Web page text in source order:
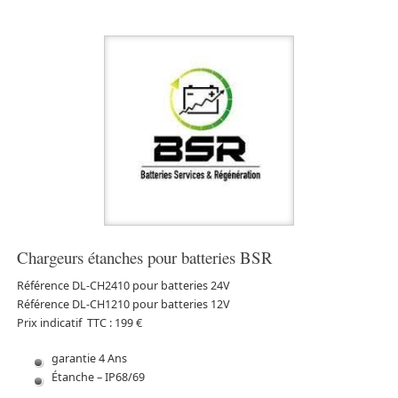
Chargeurs étanches pour batteries BSR
RéférenceDL-CH2410 pour batteries 24V
RéférenceDL-CH1210 pour batteries 12V
Prix indicatif TTC :199 €
garantie 4 Ans
Étanche – IP68/69